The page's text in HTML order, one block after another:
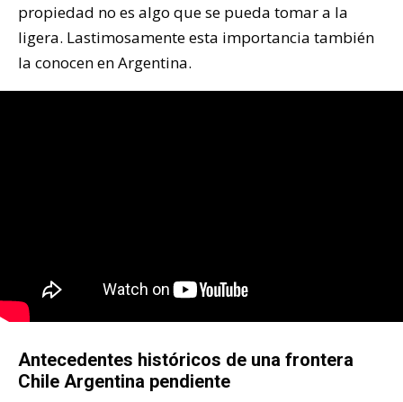
propiedad no es algo que se pueda tomar a la
ligera. Lastimosamente esta importancia también
la conocen en Argentina.
Antecedentes históricos de una frontera
Chile Argentina pendiente